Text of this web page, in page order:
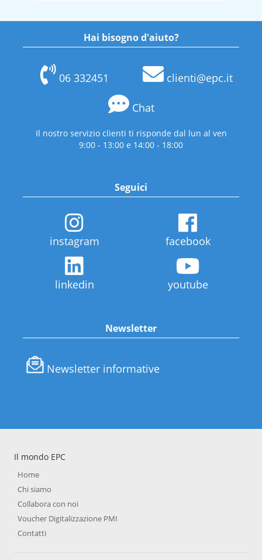
Hai bisogno d'aiuto?
06 332451 clienti@epc.it
Chat
Il nostro servizio clienti ti risponde dal lun al ven
9:00 - 13:00 e 14:00 - 18:00
Seguici
instagram facebook
linkedin youtube
Newsletter
Newsletter informative
Il mondo EPC
Home
Chi siamo
Collabora con noi
Voucher Digitalizzazione PMI
Contatti